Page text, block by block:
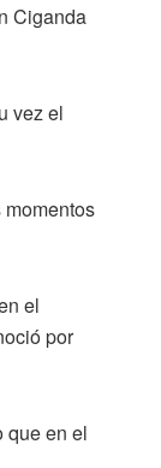
Ciganda
vez el
el
por
que en el